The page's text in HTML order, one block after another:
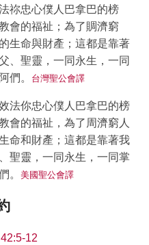
祢忠心僕人巴拿巴的榜
會的福祉；為了賙濟窮
生命與財產；這都是靠著
、聖靈，一同永生，一同
們。
台灣聖公會譯
法你忠心僕人巴拿巴的榜
會的福祉，為了周濟窮人
命和財產；這都是靠著我
聖靈，一同永生，一同掌
。 美國聖公會譯
12